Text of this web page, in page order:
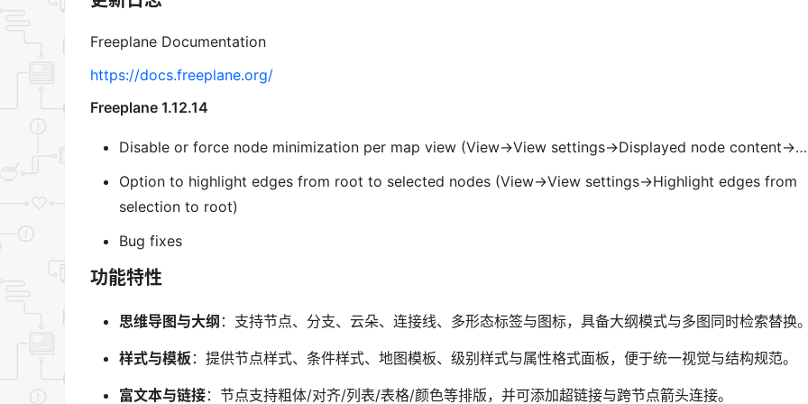
Freeplane Documentation
https://docs.freeplane.org/
Freeplane 1.12.14
Disable or force node minimization per map view (View->View settings->Displayed node content-
Option to highlight edges from root to selected nodes (View->View settings->Highlight edges from
selection to root)
Bug fixes
功能特性
思维导图与大纲 ：支持节点、分支、云朵、连接线、多形态标签与图标，具备大纲模式与多图同时检索替换
样式与模板 ：提供节点样式、条件样式、地图模板、级别样式与属性格式面板，便于统一视觉与结构规范。
富文本与链接：节点支持粗体/对齐/列表/表格/颜色等排版，并可添加超链接与跨节点箭头连接。